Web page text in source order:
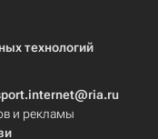
технологий
и рекламы